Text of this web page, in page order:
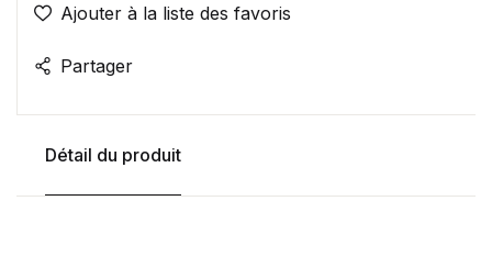
Ajouter à la liste des favoris
Partager
Détail du produit